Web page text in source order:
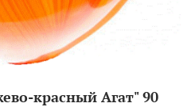
красный Агат" 90